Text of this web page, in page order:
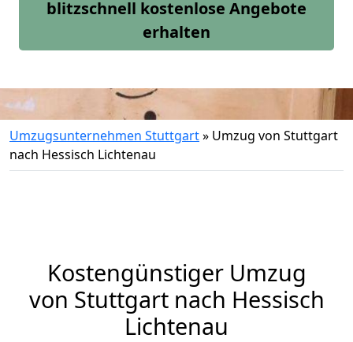
blitzschnell kostenlose Angebote
erhalten
Umzugsunternehmen Stuttgart» Umzug von Stuttgart
nach Hessisch Lichtenau
Kostengünstiger Umzug
von Stuttgart nach Hessisch
Lichtenau